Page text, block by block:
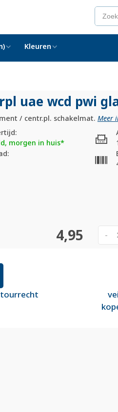
Kleuren
uae wcd pwi
/ centr.pl. schakelmat. Meer
morgen in huis*
4,95 -